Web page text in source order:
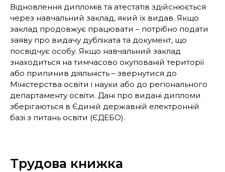
Відновлення дипломів та атестатів здійснюється
через навчальний заклад, який їх видав. Якщо
заклад продовжує працювати – потрібно подати
заяву про видачу дубліката та документ, що
посвідчує особу. Якщо навчальний заклад
знаходиться на тимчасово окупованій території
або припинив діяльність – звернутися до
Міністерства освіти і науки або до регіонального
департаменту освіти. Дані про видані дипломи
зберігаються в Єдиній державній електронній
базі з питань освіти (ЄДЕБО).
Трудова книжка